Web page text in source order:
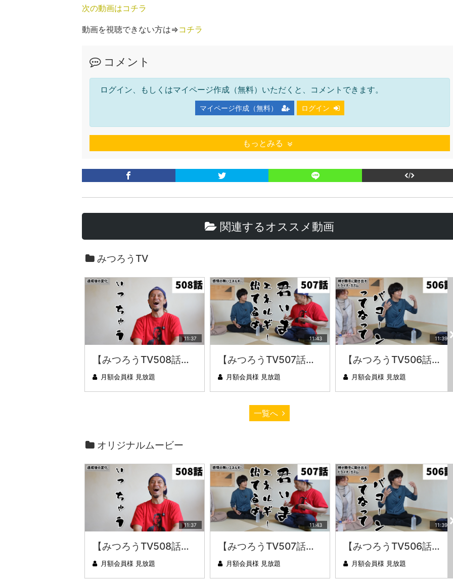
次の動画はコチラ
動画を視聴できない方は⇒コチラ
コメント
ログイン、もしくはマイページ作成（無料）いただくと、コメントできます。
マイページ作成（無料） ログイン
もっとみる
関連するオススメ動画
みつろうTV
11:37
【みつろうTV508話】さとうみつろう『サトレル男塾』編④「“毎日”が変わります。楽しく」
月額会員様 見放題
11:43
【みつろうTV507話】さとうみつろう『サトレル男塾』編③「快楽は“自分のカラダの内側”にしかない」
月額会員様 見放題
11:39
【みつろうTV506話】さとうみつろう『サトレル男塾』編②「不思議な棒をお尻に…」
月額会員様 見放題
一覧へ
オリジナルムービー
11:37
【みつろうTV508話】さとうみつろう『サトレル男塾』編④「“毎日”が変わります。楽しく」
月額会員様 見放題
11:43
【みつろうTV507話】さとうみつろう『サトレル男塾』編③「快楽は“自分のカラダの内側”にしかない」
月額会員様 見放題
11:39
【みつろうTV506話】さとうみつろう『サトレル男塾』編②「不思議な棒をお尻に…」
月額会員様 見放題